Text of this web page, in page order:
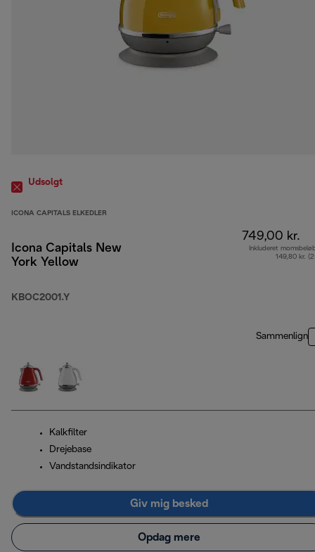
Udsolgt
ICONA CAPITALS ELKEDLER
Icona Capitals New
York Yellow
KBOC2001.Y
749,00 kr.
Inkluderet
149,80 kr.
Sammenlign
Kalkfilter
Drejebase
Vandstandsindikator
Giv mig besked
Opdag mere